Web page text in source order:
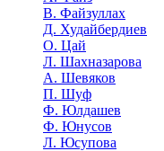
В. Файзуллах
Д. Худайбердиев
О. Цай
Л. Шахназарова
А. Шевяков
П. Шуф
Ф. Юлдашев
Ф. Юнусов
Л. Юсупова